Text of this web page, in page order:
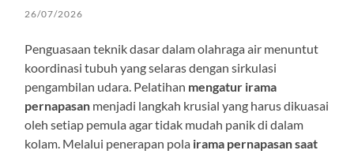
26/07/2026
Penguasaan teknik dasar dalam olahraga air menuntut
koordinasi tubuh yang selaras dengan sirkulasi
pengambilan udara. Pelatihan mengatur irama
pernapasan menjadi langkah krusial yang harus dikuasai
oleh setiap pemula agar tidak mudah panik di dalam
kolam. Melalui penerapan pola irama pernapasan saat